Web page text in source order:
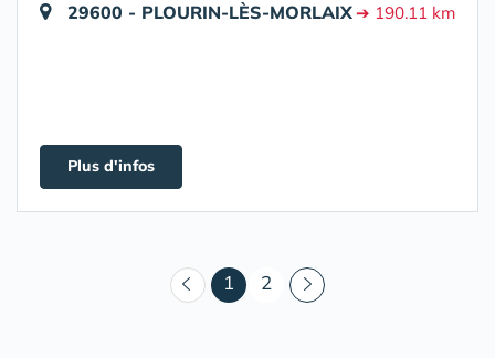
29600 - PLOURIN-LÈS-MORLAIX➔ 190.11 km
Plus d'infos
1 (courant)
2